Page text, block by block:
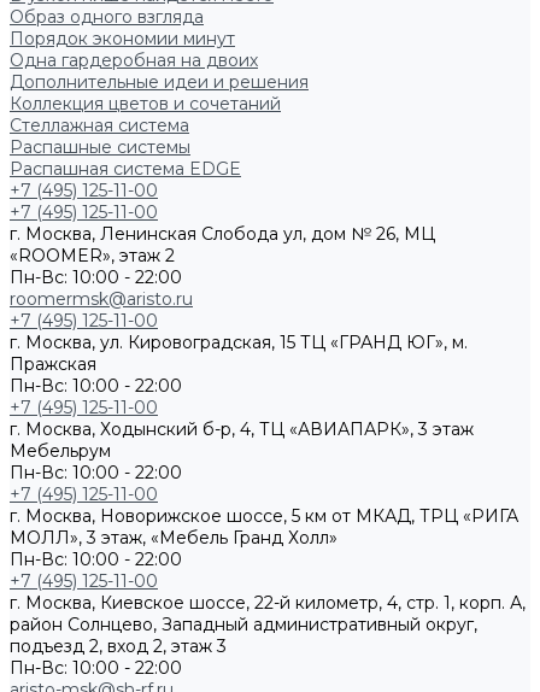
Образ одного взгляда
Порядок экономии минут
Одна гардеробная на двоих
Дополнительные идеи и решения
Коллекция цветов и сочетаний
Стеллажная система
Распашные системы
Распашная система EDGE
+7 (495) 125-11-00
+7 (495) 125-11-00
г. Москва, Ленинская Слобода ул, дом № 26, МЦ
«ROOMER», этаж 2
Пн-Вс: 10:00 - 22:00
roomermsk@aristo.ru
+7 (495) 125-11-00
г. Москва, ул. Кировоградская, 15 ТЦ «ГРАНД ЮГ», м.
Пражская
Пн-Вс: 10:00 - 22:00
+7 (495) 125-11-00
г. Москва, Ходынский б-р, 4, ТЦ «АВИАПАРК», 3 этаж
Мебельрум
Пн-Вс: 10:00 - 22:00
+7 (495) 125-11-00
г. Москва, Новорижское шоссе, 5 км от МКАД, ТРЦ «РИГА
МОЛЛ», 3 этаж, «Мебель Гранд Холл»
Пн-Вс: 10:00 - 22:00
+7 (495) 125-11-00
г. Москва, Киевское шоссе, 22-й километр, 4, стр. 1, корп. А,
район Солнцево, Западный административный округ,
подъезд 2, вход 2, этаж 3
Пн-Вс: 10:00 - 22:00